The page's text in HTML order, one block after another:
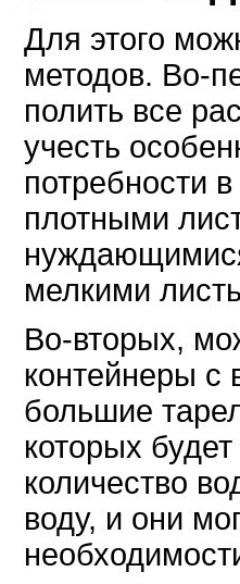
Для этого
методов. Во-
полить все
учесть
потребности
плотными
мелкими
Во-вторых,
контейнеры с
большие
которых
количество
воду, и они